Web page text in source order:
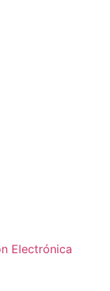
Electrónica